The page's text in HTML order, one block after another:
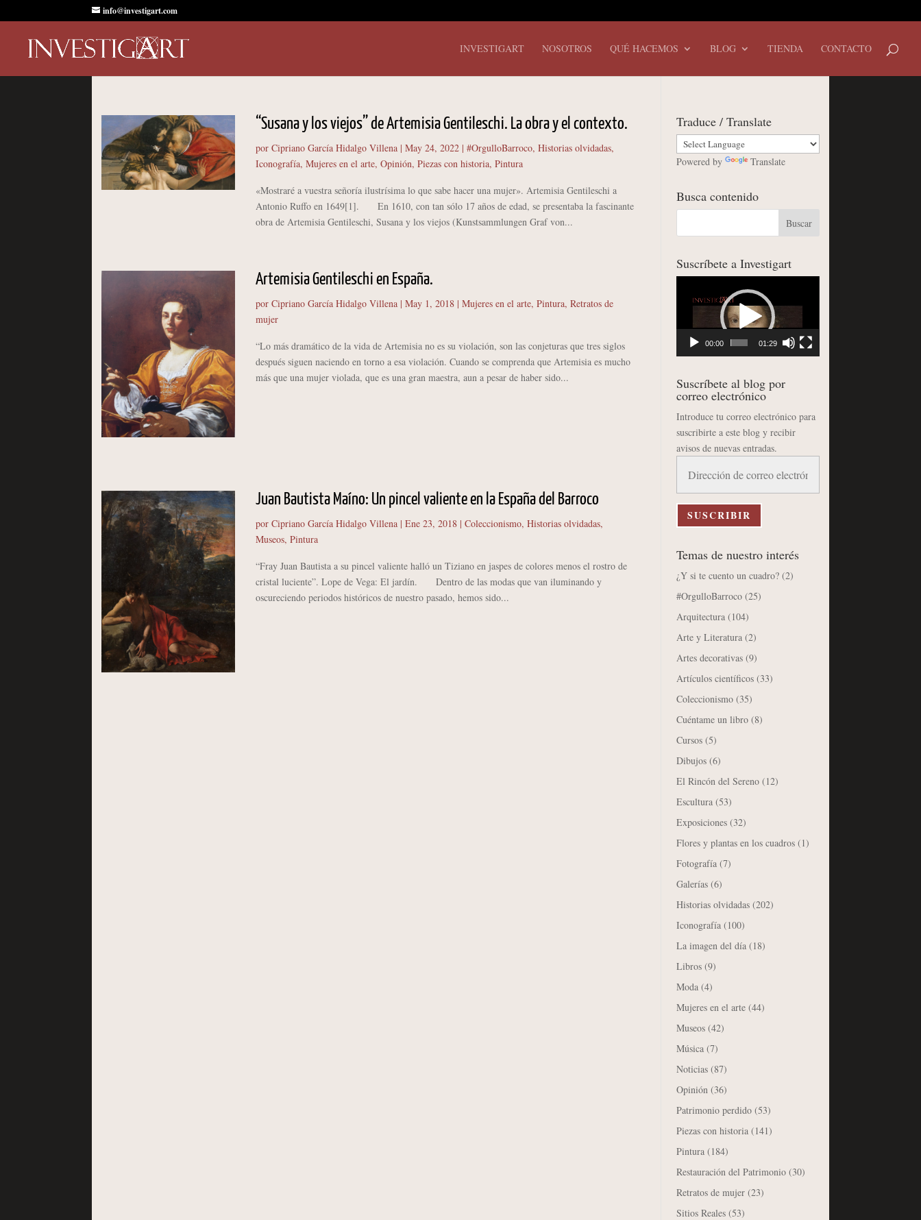
info@investigart.com
INVESTIGART NOSOTROS QUÉ HACEMOS BLOG TIENDA CONTACTO
“Susana y los viejos” de Artemisia Gentileschi. La obra y el contexto.
por Cipriano García Hidalgo Villena| May 24, 2022| #OrgulloBarroco, Historias olvidadas,
Iconografía, Mujeres en el arte, Opinión, Piezas con historia, Pintura
«Mostraré a vuestra señoría ilustrísima lo que sabe hacer una mujer». Artemisia Gentileschi a
Antonio Ruffo en 1649[1]. En 1610, con tan sólo 17 años de edad, se presentaba la fascinante
obra de Artemisia Gentileschi, Susana y los viejos (Kunstsammlungen Graf von...
Artemisia Gentileschi en España.
por Cipriano García Hidalgo Villena| May 1, 2018| Mujeres en el arte, Pintura, Retratos de
mujer
“Lo más dramático de la vida de Artemisia no es su violación, son las conjeturas que tres siglos
después siguen naciendo en torno a esa violación. Cuando se comprenda que Artemisia es mucho
más que una mujer violada, que es una gran maestra, aun a pesar de haber sido...
Juan Bautista Maíno: Un pincel valiente en la España del Barroco
por Cipriano García Hidalgo Villena| Ene 23, 2018| Coleccionismo, Historias olvidadas,
Museos, Pintura
“Fray Juan Bautista a su pincel valiente halló un Tiziano en jaspes de colores menos el rostro de
cristal luciente”. Lope de Vega: El jardín. Dentro de las modas que van iluminando y
oscureciendo periodos históricos de nuestro pasado, hemos sido...
Traduce / Translate
Powered by Translate
Busca contenido
Suscríbete a Investigart
00:00 01:29
Suscríbete al blog por
correo electrónico
Introduce tu correo electrónico para
suscribirte a este blog y recibir
avisos de nuevas entradas.
correo
electrónico
SUSCRIBIR
Temas de nuestro interés
¿Y si te cuento un cuadro? (2)
#OrgulloBarroco (25)
Arquitectura (104)
Arte y Literatura (2)
Artes decorativas (9)
Artículos científicos (33)
Coleccionismo (35)
Cuéntame un libro (8)
Cursos (5)
Dibujos (6)
El Rincón del Sereno (12)
Escultura (53)
Exposiciones (32)
Flores y plantas en los cuadros (1)
Fotografía (7)
Galerías (6)
Historias olvidadas (202)
Iconografía (100)
La imagen del día (18)
Libros (9)
Moda (4)
Mujeres en el arte (44)
Museos (42)
Música (7)
Noticias (87)
Opinión (36)
Patrimonio perdido (53)
Piezas con historia (141)
Pintura (184)
Restauración del Patrimonio (30)
Retratos de mujer (23)
Sitios Reales (53)